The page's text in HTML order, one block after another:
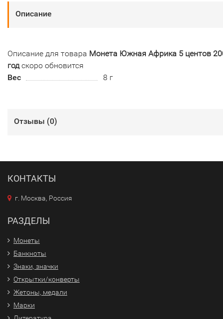
Описание
Описание для товара Монета Южная Африка 5 центов
годскоро обновится
Вес
8 г
Отзывы (0)
КОНТАКТЫ
г. Москва, Россия
РАЗДЕЛЫ
Монеты
Банкноты
Знаки, значки
Открытки/конверты
Жетоны, медали
Марки